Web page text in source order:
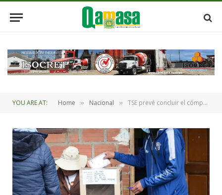
YOU ARE AT: Home » Nacional » TSE prevé concluir el cómputo electoral oficial hasta el próximo jueves